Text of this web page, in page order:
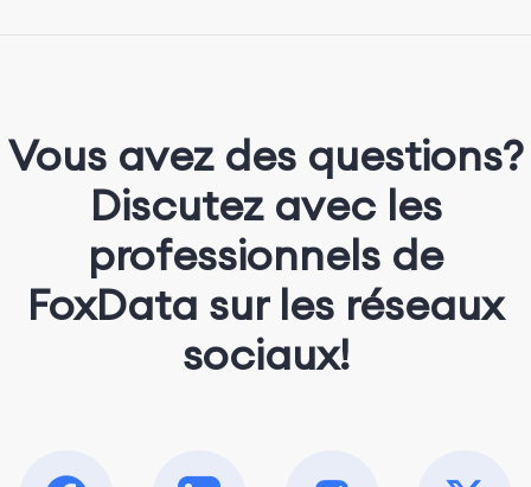
Vous avez des questions?
Discutez avec les
professionnels de
FoxData sur les réseaux
sociaux!